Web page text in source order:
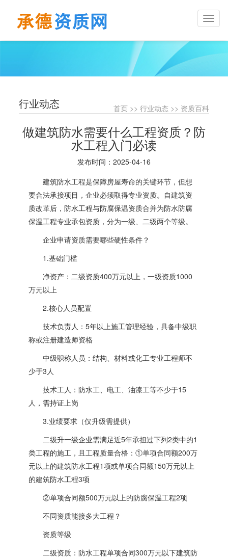
行业动态 首页>> 行业动态>> 资质百科
做建筑防水需要什么工程资质？防
水工程入门必读
发布时间：2025-04-16
建筑防水工程是保障房屋寿命的关键环节，但想
要合法承接项目，企业必须取得专业资质。自建筑资
质改革后，防水工程与防腐保温资质合并为防水防腐
保温工程专业承包资质，分为一级、二级两个等级。
企业申请资质需要哪些硬性条件？
1.基础门槛
净资产：二级资质400万元以上，一级资质1000
万元以上
2.核心人员配置
技术负责人：5年以上施工管理经验，具备中级职
称或注册建造师资格
中级职称人员：结构、材料或化工专业工程师不
少于3人
技术工人：防水工、电工、油漆工等不少于15
人，需持证上岗
3.业绩要求（仅升级需提供）
二级升一级企业需满足近5年承担过下列2类中的1
类工程的施工，且工程质量合格：①单项合同额200万
元以上的建筑防水工程1项或单项合同额150万元以上
的建筑防水工程3项
②单项合同额500万元以上的防腐保温工程2项
不同资质能接多大工程？
资质等级
二级资质：防水工程单项合同300万元以下建筑防